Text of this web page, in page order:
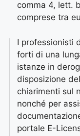
comma 4, lett.
comprese tra
I professionisti
forti di una
istanze in
disposizione
chiarimenti sul
nonché per
portale E-